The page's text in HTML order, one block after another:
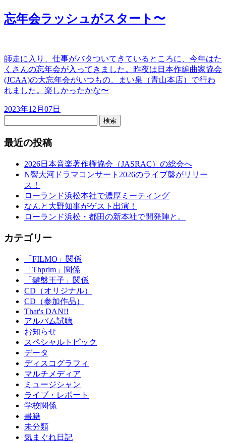
忘年会ラッシュがスタート〜
師走に入り、仕事がバタついてきているところに、今年はた
くさんの忘年会が入ってきました。昨夜は日本作編曲家協会
(JCAA)の大忘年会がいつもの、まい泉（青山本店）で行わ
れました。楽しかったかな〜
2023年12月07日
検索
最近の投稿
2026日本音楽著作権協会（JASRAC）の総会へ
N響大河ドラマコンサート2026のライブ盤がリリー
ス！
ローランド浜松本社で濃厚ミーティング
なんと大野知事がゲスト出演！
ローランド浜松・都田の新本社で開発陣と。
カテゴリー
「FILMO」関係
「Thprim」関係
「鍵盤王子」関係
CD（オリジナル）
CD（参加作品）
That's DAN!!
アルバム試聴
お知らせ
スペシャルトピック
データ
ディスコグラフィ
マルチメディア
ミュージシャン
ライブ・レポート
学校関係
書籍
未分類
気まぐれ日記